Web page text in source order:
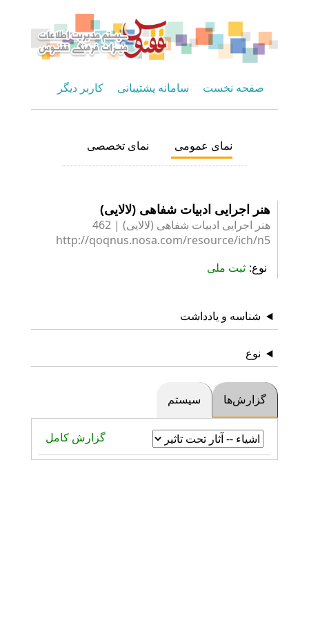
صفحه نخست سامانه پشتیبانی کاربر دیگر
نمای عمومی نمای تخصصی
هنر اجرایی ادبیات شفاهی (لالایی)
هنر اجرایی ادبیات شفاهی (لالایی) | 462
http://qoqnus.nosa.com/resource/ich/n5
نوع ثبت ملی
شناسه و یادداشت
نوع
گزارش‌ها سیستم
گزارش کامل